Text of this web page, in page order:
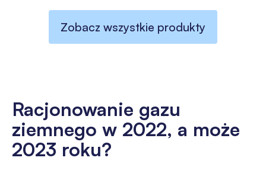
Zobacz wszystkie produkty
Racjonowanie gazu
ziemnego w 2022, a może
2023 roku?